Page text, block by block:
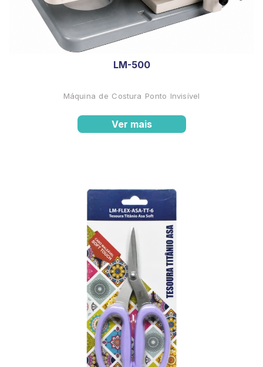
LM-500
Máquina de Costura Ponto Invisível
Ver mais